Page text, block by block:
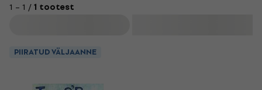
1 – 1 /1 tootest
PIIRATUD VÄLJAANNE